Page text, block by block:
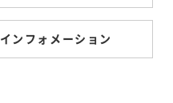
インフォメーション